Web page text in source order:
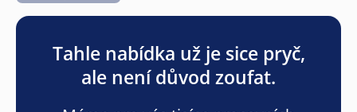
Tahle nabídka už je sice pryč,
ale není důvod zoufat.